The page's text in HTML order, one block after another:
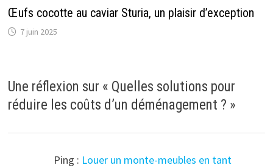
Œufs cocotte au caviar Sturia, un plaisir d’exception
7 juin 2025
Une réflexion sur « Quelles solutions pour
réduire les coûts d’un déménagement ? »
Ping : Louer un monte-meubles en tant